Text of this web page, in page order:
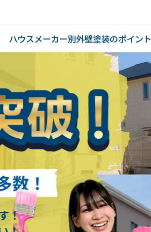
ハウスメーカー別外壁塗装のポイント